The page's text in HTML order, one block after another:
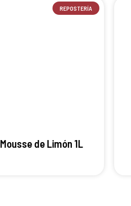
REPOSTERÍA
Mousse de Limón 1L